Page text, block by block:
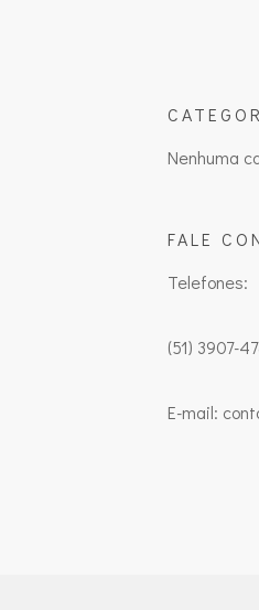
Nenhuma
FALE
Telefones:
(51) 3907-
E-mail: